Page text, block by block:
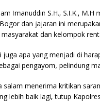
Imanuddin S.H., S.I.K.,
dan jajaran ini
dan kelompok
juga apa yang menjadi di
pengayom, pelindung
salam menerima kritikan
lebih baik lagi, tutup